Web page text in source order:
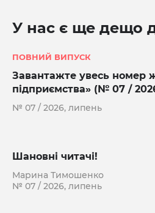
У нас є ще дещо
ПОВНИЙ ВИПУСК
Завантажте увесь номер
підприємства» (№ 07 /
№ 07 / 2026, липень
Шановні читачі!
Марина Тимошенко
№ 07 / 2026, липень